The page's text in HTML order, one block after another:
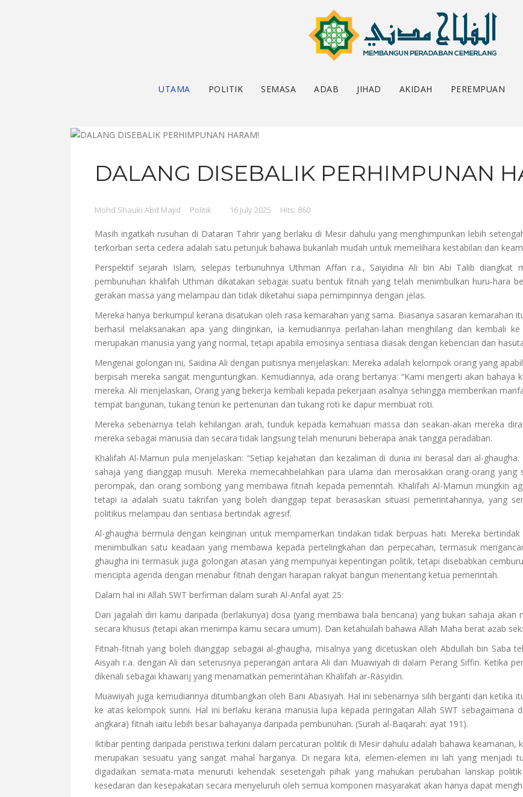
UTAMA POLITIK SEMASA ADAB JIHAD AKIDAH PEREMPUAN
DALANG DISEBALIK PERHIMPUNAN
Mohd Shauki Abd Majid Politik 16 July 2025 Hits: 860
Masih ingatkah rusuhan di Dataran Tahrir yang berlaku di Mesir dahulu yang menghimpunkan lebih
terkorban serta cedera adalah satu petunjuk bahawa bukanlah mudah untuk memelihara kestabilan dan
Perspektif sejarah Islam, selepas terbunuhnya Uthman Affan r.a., Saiyidina Ali bin Abi Talib diangkat
pembunuhan khalifah Uthman dikatakan sebagai suatu bentuk fitnah yang telah menimbulkan huru-hara
gerakan massa yang melampau dan tidak diketahui siapa pemimpinnya dengan jelas.
Mereka hanya berkumpul kerana disatukan oleh rasa kemarahan yang sama. Biasanya sasaran kemarahan
berhasil melaksanakan apa yang diinginkan, ia kemudiannya perlahan-lahan menghilang dan kembali
merupakan manusia yang yang normal, tetapi apabila emosinya sentiasa diasak dengan kebencian dan
Mengenai golongan ini, Saidina Ali dengan puitisnya menjelaskan: Mereka adalah kelompok orang yang
berpisah mereka sangat menguntungkan. Kemudiannya, ada orang bertanya: “Kami mengerti akan
mereka. Ali menjelaskan, Orang yang bekerja kembali kepada pekerjaan asalnya sehingga memberikan
tempat bangunan, tukang tenun ke pertenunan dan tukang roti ke dapur membuat roti.
Mereka sebenarnya telah kehilangan arah, tunduk kepada kemahuan massa dan seakan-akan mereka
mereka sebagai manusia dan secara tidak langsung telah menuruni beberapa anak tangga peradaban.
Khalifah Al-Mamun pula menjelaskan: “Setiap kejahatan dan kezaliman di dunia ini berasal dari al-
sahaja yang dianggap musuh. Mereka memecahbelahkan para ulama dan merosakkan orang-orang
perompak, dan orang sombong yang membawa fitnah kepada pemerintah. Khalifah Al-Mamun mungkin
tetapi ia adalah suatu takrifan yang boleh dianggap tepat berasaskan situasi pemerintahannya, yang
politikus melampau dan sentiasa bertindak agresif.
Al-ghaugha bermula dengan keinginan untuk mempamerkan tindakan tidak berpuas hati. Mereka
menimbulkan satu keadaan yang membawa kepada pertelingkahan dan perpecahan, termasuk
ghaugha ini termasuk juga golongan atasan yang mempunyai kepentingan politik, tetapi disebabkan
mencipta agenda dengan menabur fitnah dengan harapan rakyat bangun menentang ketua pemerintah.
Dalam hal ini Allah SWT berfirman dalam surah Al-Anfal ayat 25:
Dan jagalah diri kamu daripada (berlakunya) dosa (yang membawa bala bencana) yang bukan sahaja
secara khusus (tetapi akan menimpa kamu secara umum). Dan ketahuilah bahawa Allah Maha berat azab
Fitnah-fitnah yang boleh dianggap sebagai al-ghaugha, misalnya yang dicetuskan oleh Abdullah bin Saba
Aisyah r.a. dengan Ali dan seterusnya peperangan antara Ali dan Muawiyah di dalam Perang Siffin. Ketika
dikenali sebagai khawarij yang menamatkan pemerintahan Khalifah ar-Rasyidin.
Muawiyah juga kemudiannya ditumbangkan oleh Bani Abasiyah. Hal ini sebenarnya silih berganti dan ketika
ke atas kelompok sunni. Hal ini berlaku kerana manusia lupa kepada peringatan Allah SWT sebagaimana
angkara) fitnah iaitu lebih besar bahayanya daripada pembunuhan. (Surah al-Baqarah: ayat 191).
Iktibar penting daripada peristiwa terkini dalam percaturan politik di Mesir dahulu adalah bahawa keamanan,
merupakan sesuatu yang sangat mahal harganya. Di negara kita, elemen-elemen ini lah yang menjadi
digadaikan semata-mata menuruti kehendak sesetengah pihak yang mahukan perubahan lanskap
kesedaran dan kesepakatan secara menyeluruh oleh semua komponen masyarakat akan hanya dapat